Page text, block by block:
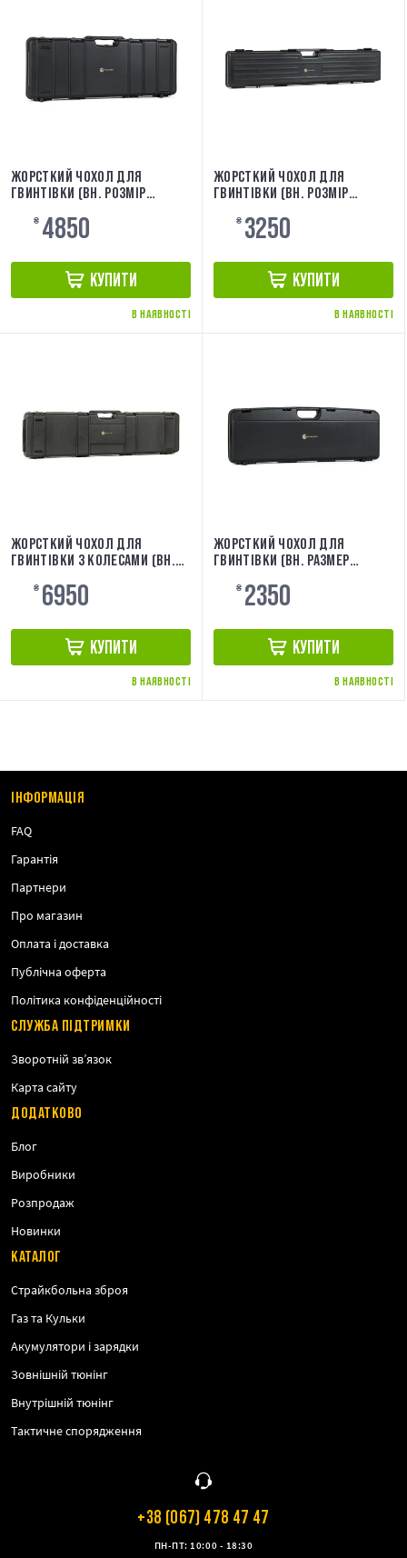
ЖОРСТКИЙ ЧОХОЛ ДЛЯ
ГВИНТІВКИ (ВН. РОЗМІР
[EVOLUTION] EA0513RC
₴ 4850
КУПИТИ
В НАЯВНОСТІ
ЖОРСТКИЙ ЧОХОЛ ДЛЯ
ГВИНТІВКИ (ВН. РОЗМІР
₴ 3250
КУПИТИ
В НАЯВНОСТІ
ЖОРСТКИЙ ЧОХОЛ ДЛЯ
ГВИНТІВКИ З КОЛЕСАМИ (ВН.
EA0506RC
₴ 6950
КУПИТИ
В НАЯВНОСТІ
ЖОРСТКИЙ ЧОХОЛ ДЛЯ
ГВИНТІВКИ (ВН. РАЗМЕР
EA0500RC
₴ 2350
КУПИТИ
В НАЯВНОСТІ
ІНФОРМАЦІЯ
FAQ
Гарантія
Партнери
Про магазин
Оплата і доставка
Публічна оферта
Політика конфіденційності
СЛУЖБА ПІДТРИМКИ
Зворотній зв’язок
Карта сайту
ДОДАТКОВО
Блог
Виробники
Розпродаж
Новинки
КАТАЛОГ
Страйкбольна зброя
Газ та Кульки
Акумулятори і зарядки
Зовнішній тюнінг
Внутрішній тюнінг
Тактичне спорядження
+38 (067) 478 47 47
ПН-ПТ: 10:00 - 18:30